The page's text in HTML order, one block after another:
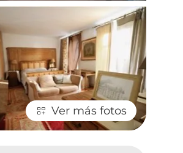
Ver más fotos